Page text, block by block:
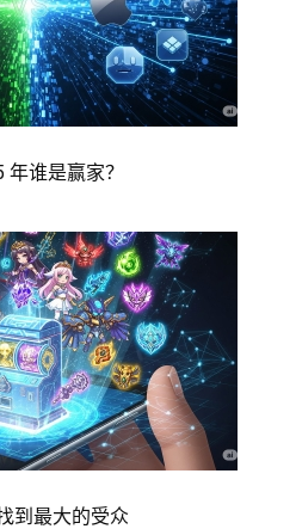
谁是赢家？
到最大的受众